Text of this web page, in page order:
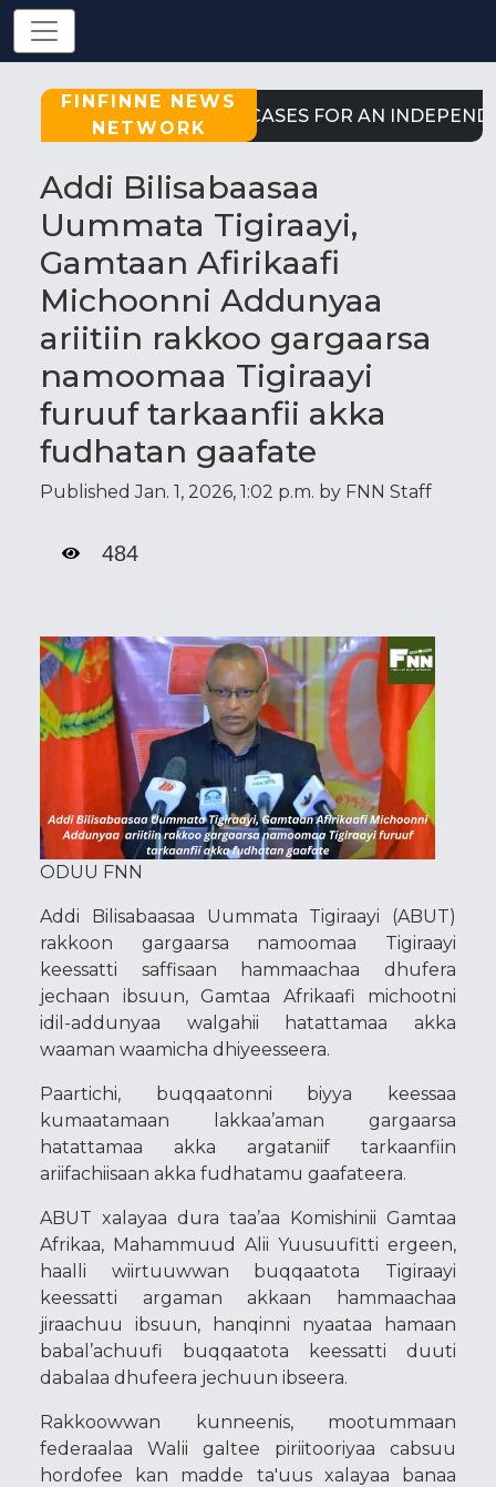
FINFINNE NEWS
NETWORK
STRONG CASES FOR AN
Addi Bilisabaasaa
Uummata Tigiraayi,
Gamtaan Afirikaafi
Michoonni Addunyaa
ariitiin rakkoo gargaarsa
namoomaa Tigiraayi
furuuf tarkaanfii akka
fudhatan gaafate
Published Jan. 1, 2026, 1:02 p.m. by FNN Staff
484
ODUU FNN
Addi Bilisabaasaa Uummata Tigiraayi (ABUT)
rakkoon gargaarsa namoomaa Tigiraayi
keessatti saffisaan hammaachaa dhufera
jechaan ibsuun, Gamtaa Afrikaafi michootni
idil-addunyaa walgahii hatattamaa akka
waaman waamicha dhiyeesseera.
Paartichi, buqqaatonni biyya keessaa
kumaatamaan lakkaa’aman gargaarsa
hatattamaa akka argataniif tarkaanfiin
ariifachiisaan akka fudhatamu gaafateera.
ABUT xalayaa dura taa’aa Komishinii Gamtaa
Afrikaa, Mahammuud Alii Yuusuufitti ergeen,
haalli wiirtuuwwan buqqaatota Tigiraayi
keessatti argaman akkaan hammaachaa
jiraachuu ibsuun, hanqinni nyaataa hamaan
babal’achuufi buqqaatota keessatti duuti
dabalaa dhufeera jechuun ibseera.
Rakkoowwan kunneenis, mootummaan
federaalaa Walii galtee piriitooriyaa cabsuu
hordofee kan madde ta'uus xalayaa banaa